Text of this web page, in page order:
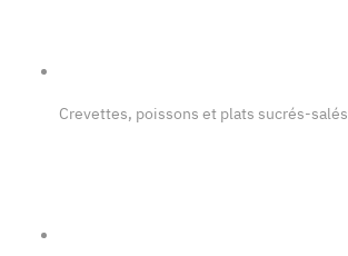
Crevettes, poissons et plats sucrés-salés